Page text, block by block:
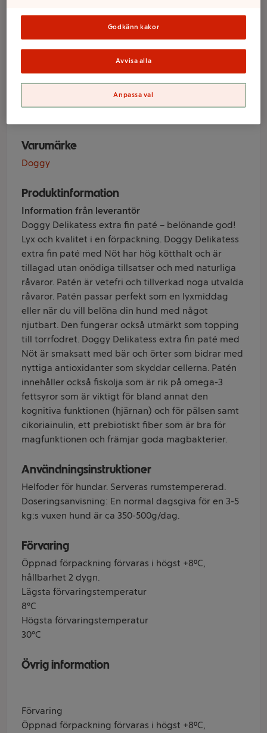
Hundmat
Delikatesspaté
Nöt 150g Doggy
Delikatess
Varumärke
Doggy
Produktinformation
Information från leverantör
Doggy Delikatess extra fin paté – belönande god!
Lyx och kvalitet i en förpackning. Doggy Delikatess
extra fin paté med Nöt har hög kötthalt och är
tillagad utan onödiga tillsatser och med naturliga
råvaror. Patén är vetefri och tillverkad noga utvalda
råvaror. Patén passar perfekt som en lyxmiddag
eller när du vill belöna din hund med något
njutbart. Den fungerar också utmärkt som topping
till torrfodret. Doggy Delikatess extra fin paté med
Nöt är smaksatt med bär och örter som bidrar med
nyttiga antioxidanter som skyddar cellerna. Patén
innehåller också fiskolja som är rik på omega-3
fettsyror som är viktigt för bland annat den
kognitiva funktionen (hjärnan) och för pälsen samt
cikoriainulin, ett prebiotiskt fiber som är bra för
magfunktionen och främjar goda magbakterier.
Användningsinstruktioner
Helfoder för hundar. Serveras rumstempererad.
Doseringsanvisning: En normal dagsgiva för en 3-5
kg:s vuxen hund är ca 350-500g/dag.
Förvaring
Öppnad förpackning förvaras i högst +8⁰C,
hållbarhet 2 dygn.
Lägsta förvaringstemperatur
8°C
Högsta förvaringstemperatur
30°C
Övrig information
Förvaring
Öppnad förpackning förvaras i högst +8⁰C,
Godkänn kakor
Avvisa alla
Anpassa val